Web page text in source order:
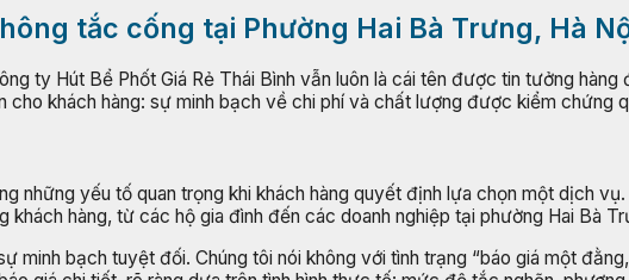
tắc cống tại Phường Hai Bà Trưng, Hà
ty Hút Bể Phốt Giá Rẻ Thái Bình vẫn luôn là cái tên được tin tưởng
cho khách hàng: sự minh bạch về chi phí và chất lượng được kiểm chứng
những yếu tố quan trọng khi khách hàng quyết định lựa chọn một dịch
khách hàng, từ các hộ gia đình đến các doanh nghiệp tại phường Hai Bà
minh bạch tuyệt đối. Chúng tôi nói không với tình trạng “báo giá một